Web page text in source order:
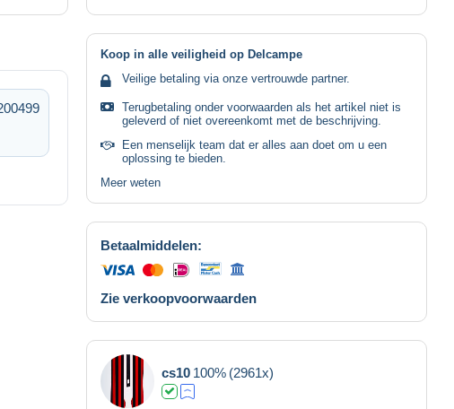
Koop in alle veiligheid op Delcampe
Veilige betaling via onze vertrouwde partner.
Terugbetaling onder voorwaarden als het artikel niet is
geleverd of niet overeenkomt met de beschrijving.
Een menselijk team dat er alles aan doet om u een
oplossing te bieden.
Meer weten
Betaalmiddelen:
Zie verkoopvoorwaarden
cs10 100% (2961x)